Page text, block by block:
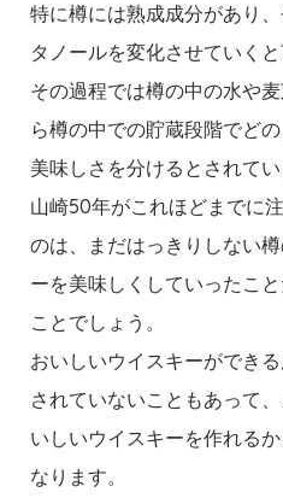
特に樽には熟成成分があり
タノールを変化させていくと
その過程では樽の中の水や
ら樽の中での貯蔵段階でど
美味しさを分けるとされてい
山崎50年がこれほどまでに
のは、まだはっきりしない
ーを美味しくしていったこ
ことでしょう。
おいしいウイスキーができ
されていないこともあって
いしいウイスキーを作れる
なります。